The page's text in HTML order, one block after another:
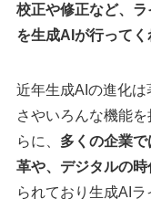
校正や修正など、
を生成AIが行って
近年生成AIの進化
さやいろんな機能
らに、 多くの企業
革や、デジタルの
られており生成AI